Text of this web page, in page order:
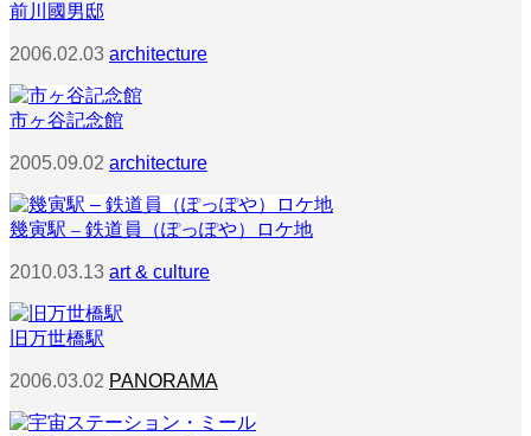
前川國男邸
2006.02.03 architecture
市ヶ谷記念館
2005.09.02 architecture
幾寅駅 – 鉄道員（ぽっぽや）ロケ地
2010.03.13 art & culture
旧万世橋駅
2006.03.02 PANORAMA